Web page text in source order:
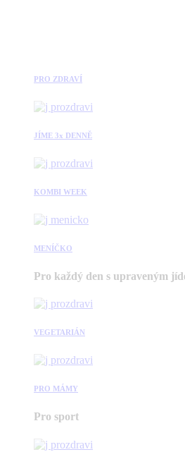
PRO ZDRAVÍ
JÍME 3x DENNĚ
KOMBI WEEK
MENÍČKO
Pro každý den s upraveným
VEGETARIÁN
PRO MÁMY
Pro sport